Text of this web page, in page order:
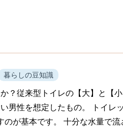
暮らしの豆知識
？従来型トイレの【大】と【
男性を想定したもの。 トイレ
のが基本です。 十分な水量で